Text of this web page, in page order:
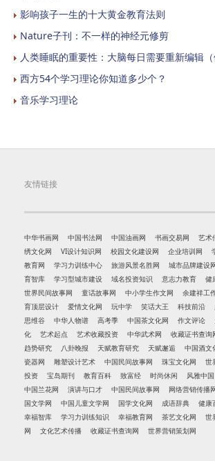
影响孩子一生的十大黄金教育法则
Nature子刊：不一样的神经元修剪
人类睡眠的重要性：大脑每日需要重新编辑
西方54个学习理论你知道多少个？
音乐学习理论
友情链接
中华书画网 中国书法网 中国油画网 书画交易网 艺术
绣文化网
VI设计知识网 校园文化建设网 企业培训网
教育网
学习力训练中心 旅游风景名胜网 城市品牌建设
育智库
学习型城市建设 域名投资知识 意志力教育 健
世界民间故事网
童话故事网 中小学生作文网 余建祥工
育顶层设计
爱情文化网 玩中学 笑话大王 科技前沿
思维谷
中华人物谱 高考季 中国茶文化网 作文评论
化
艺术起点 艺术收藏投资 中华武术网 收藏证书查询
趋势研究
八卦晚报 天赋教育研究 天赋邂逅 中国酒文
瓷器网
雕塑设计艺术 中国民间故事网 珠宝文化网 世
投资
宝岛期刊 教育百科 致富经 时尚休闲 风雅中国
中国兰花网
演讲与口才 中国民间故事网 网络营销传播
国文学网
中国儿童文学网 国学文化网 成语辞典 健康
幸福智库
学习力训练知识 幸福教育网 茶艺文化网 世
网
文化艺术传播 收藏证书查询网 世界营销策划网